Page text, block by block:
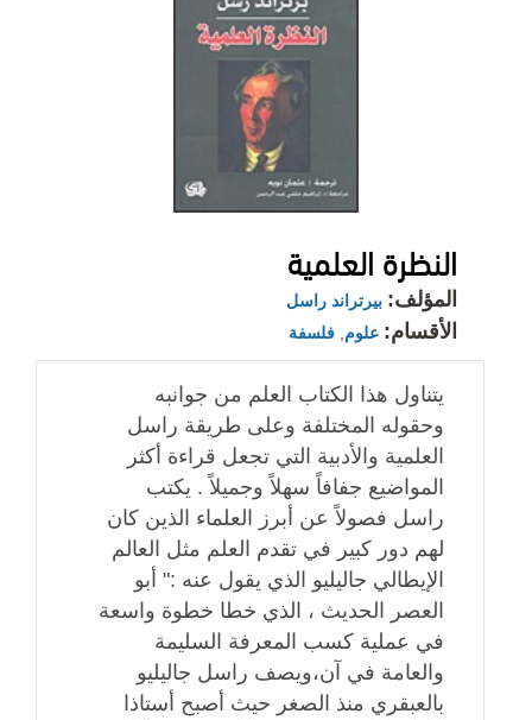
النظرة العلمية
المؤلف: بيرتراند راسل
الأقسام: علوم فلسفة
يتناول هذا الكتاب العلم من جوانبه
وحقوله المختلفة وعلى طريقة راسل
العلمية والأدبية التي تجعل قراءة أكثر
المواضيع جفافاً سهلاً وجميلاً . يكتب
راسل فصولاً عن أبرز العلماء الذين كان
لهم دور كبير في تقدم العلم مثل العالم
الإيطالي جاليليو الذي يقول عنه :" أبو
العصر الحديث ، الذي خطا خطوة واسعة
في عملية كسب المعرفة السليمة
والعامة في آن،ويصف راسل جاليليو
بالعبقري منذ الصغر حيث أصبح أستاذا